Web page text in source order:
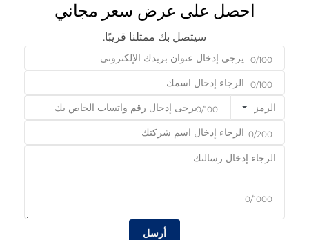
احصل على عرض سعر مجاني
سيتصل بك ممثلنا قريبًا.
0/100
0/100
الرمز 0/100
0/200
0/1000
أرسل